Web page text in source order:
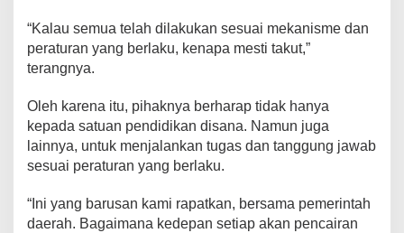
b
S
a
i
P
e
a
t
“Kalau semua telah dilakukan sesuai mekanisme dan
peraturan yang berlaku, kenapa mesti takut,”
terangnya.
Oleh karena itu, pihaknya berharap tidak hanya
kepada satuan pendidikan disana. Namun juga
lainnya, untuk menjalankan tugas dan tanggung jawab
sesuai peraturan yang berlaku.
“Ini yang barusan kami rapatkan, bersama pemerintah
daerah. Bagaimana kedepan setiap akan pencairan